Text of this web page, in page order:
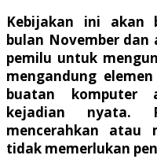
Kebijakan ini akan
bulan November dan
pemilu untuk
mengandung
buatan komputer
kejadian nyata.
mencerahkan atau
tidak memerlukan